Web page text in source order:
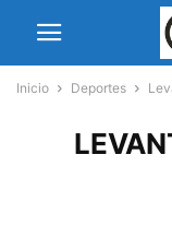
Inicio Deportes